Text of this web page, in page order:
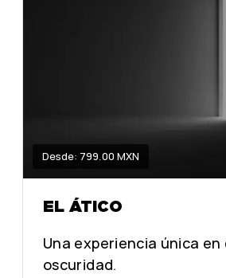
Desde: 799.00 MXN
EL ÁTICO
Una experiencia única
oscuridad.